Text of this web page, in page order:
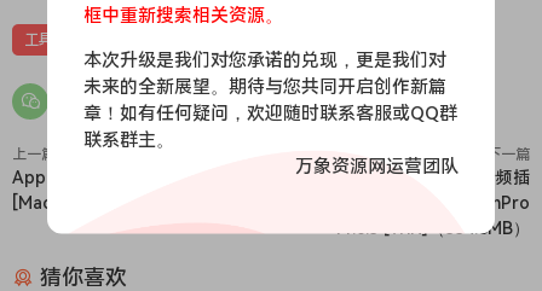
工具
上一篇
Apple Logic Pro X v11.0.1
[MacOSX]（1.3Gb）
下一篇
[AI加持语音编辑音频插
件]Noiseworks-GainAimPro
v1.0.3 [WiN]（334.8MB）
猜你喜欢
框中重新搜索相关资源。
本次升级是我们对您承诺的兑现，更是我们对
未来的全新展望。期待与您共同开启创作新篇
章！如有任何疑问，欢迎随时联系客服或QQ群
联系群主。
万象资源网运营团队